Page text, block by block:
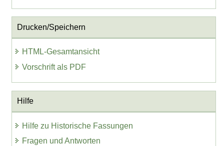
Drucken/Speichern
HTML-Gesamtansicht
Vorschrift als PDF
Hilfe
Hilfe zu Historische Fassungen
Fragen und Antworten